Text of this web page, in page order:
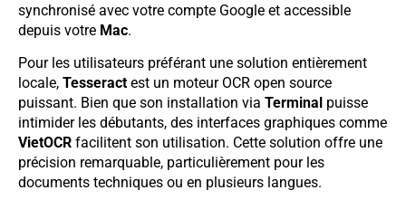
synchronisé avec votre compte Google et accessible
depuis votre Mac.
Pour les utilisateurs préférant une solution entièrement
locale, Tesseract est un moteur OCR open source
puissant. Bien que son installation via Terminal puisse
intimider les débutants, des interfaces graphiques comme
VietOCR facilitent son utilisation. Cette solution offre une
précision remarquable, particulièrement pour les
documents techniques ou en plusieurs langues.